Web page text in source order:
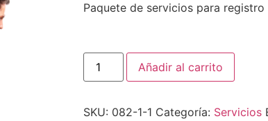
Paquete de servicios para registro
Añadir al carrito
SKU: 082-1-1 Categoría: Servicios